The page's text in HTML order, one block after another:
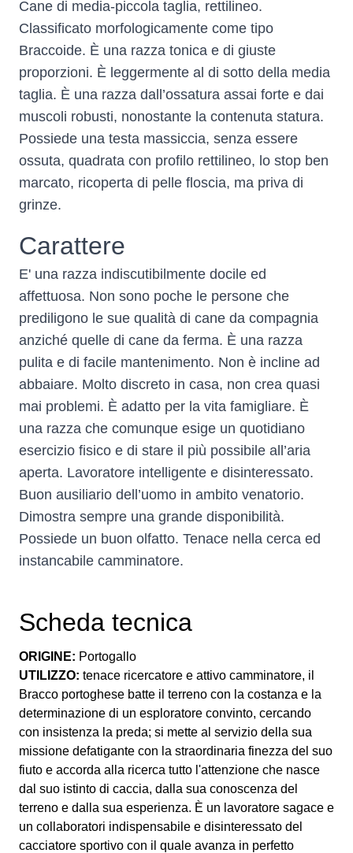
Cane di media-piccola taglia, rettilineo.
Classificato morfologicamente come tipo
Braccoide. È una razza tonica e di giuste
proporzioni. È leggermente al di sotto della media
taglia. È una razza dall’ossatura assai forte e dai
muscoli robusti, nonostante la contenuta statura.
Possiede una testa massiccia, senza essere
ossuta, quadrata con profilo rettilineo, lo stop ben
marcato, ricoperta di pelle floscia, ma priva di
grinze.
Carattere
E' una razza indiscutibilmente docile ed
affettuosa. Non sono poche le persone che
prediligono le sue qualità di cane da compagnia
anziché quelle di cane da ferma. È una razza
pulita e di facile mantenimento. Non è incline ad
abbaiare. Molto discreto in casa, non crea quasi
mai problemi. È adatto per la vita famigliare. È
una razza che comunque esige un quotidiano
esercizio fisico e di stare il più possibile all’aria
aperta. Lavoratore intelligente e disinteressato.
Buon ausiliario dell’uomo in ambito venatorio.
Dimostra sempre una grande disponibilità.
Possiede un buon olfatto. Tenace nella cerca ed
instancabile camminatore.
Scheda tecnica
ORIGINE: Portogallo
UTILIZZO: tenace ricercatore e attivo camminatore, il
Bracco portoghese batte il terreno con la costanza e la
determinazione di un esploratore convinto, cercando
con insistenza la preda; si mette al servizio della sua
missione defatigante con la straordinaria finezza del suo
fiuto e accorda alla ricerca tutto l'attenzione che nasce
dal suo istinto di caccia, dalla sua conoscenza del
terreno e dalla sua esperienza. È un lavoratore sagace e
un collaboratori indispensabile e disinteressato del
cacciatore sportivo con il quale avanza in perfetto